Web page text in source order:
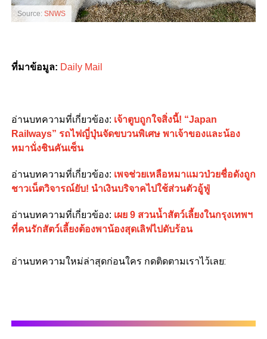
Source: SNWS
ที่มาข้อมูล: Daily Mail
อ่านบทความที่เกี่ยวข้อง: เจ้าตูบถูกใจสิ่งนี้! “Japan
Railways” รถไฟญี่ปุ่นจัดขบวนพิเศษ พาเจ้าของและน้อง
หมานั่งชินคันเซ็น
อ่านบทความที่เกี่ยวข้อง: เพจช่วยเหลือหมาแมวป่วยชื่อดังถูก
ชาวเน็ตวิจารณ์ยับ! นำเงินบริจาคไปใช้ส่วนตัวอู้ฟู่
อ่านบทความที่เกี่ยวข้อง: เผย 9 สวนน้ำสัตว์เลี้ยงในกรุงเทพฯ
ที่คนรักสัตว์เลี้ยงต้องพาน้องสุดเลิฟไปดับร้อน
อ่านบทความใหม่ล่าสุดก่อนใคร กดติดตามเราไว้เลย: